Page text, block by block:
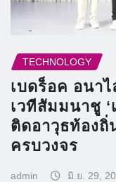
TECHNOLOGY
เบดร็อค อนา
เวทีสัมมนาชู
ติดอาวุธท้อง
ครบวงจร
admin มิ.ย. 29,